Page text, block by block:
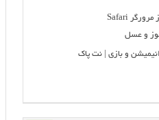
و عسل
انیمیشن و بازی | نت پاک